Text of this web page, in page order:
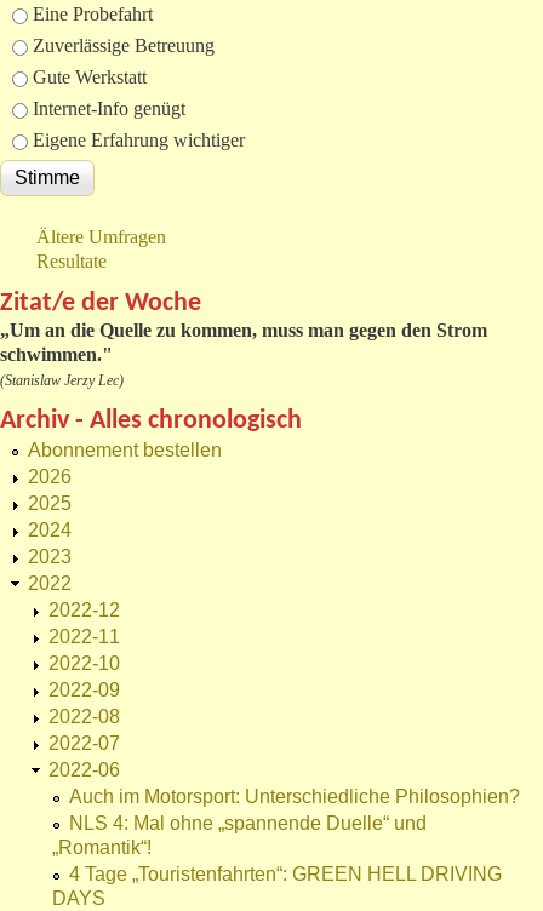
Eine Probefahrt
Zuverlässige Betreuung
Gute Werkstatt
Internet-Info genügt
Eigene Erfahrung wichtiger
Ältere Umfragen
Resultate
Zitat/e der Woche
„Um an die Quelle zu kommen, muss man gegen den Strom
schwimmen."
(Stanislaw Jerzy Lec)
Archiv - Alles chronologisch
Abonnement bestellen
2026
2025
2024
2023
2022
2022-12
2022-11
2022-10
2022-09
2022-08
2022-07
2022-06
Auch im Motorsport: Unterschiedliche Philosophien?
NLS 4: Mal ohne „spannende Duelle“ und
„Romantik“!
4 Tage „Touristenfahrten“: GREEN HELL DRIVING
DAYS